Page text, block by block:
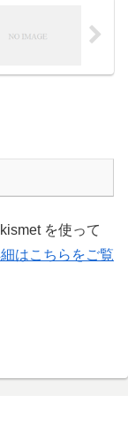
を使って
はこちらをご覧